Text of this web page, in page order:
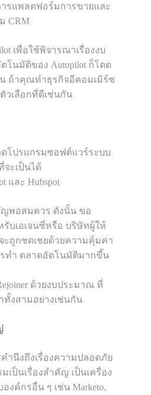
ารแพลตฟอร์มการขายและ
CRM
เพื่อใช้พิจารณาเรื่องงบ
ตโนมัติของ Autopilot ก็โดด
น ถ้าคุณทำธุรกิจอีคอมเมิร์ซ
วเลือกที่ดีเช่นกัน
โปรแกรมซอฟต์แวร์ระบบ
ะเป็นได้
และ Hubspot
ญพอสมควร ดังนั้น ขอ
บเอเจนซี่หรือ บริษัทผู้ให้
ะถูกชดเชยด้วยความคุ้มค่า
ทำ ตลาดอัตโนมัติมากขึ้น
ด้วยงบประมาณ ที่
ทั้งสามอย่างเช่นกัน
นึงถึงเรื่องความปลอดภัย
เป็นเรื่องสำคัญ เป็นเครื่อง
ค์กรอื่น ๆ เช่น Marketo,